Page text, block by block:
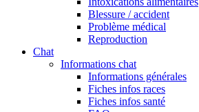
Blessure / accident
Problème médical
Reproduction
Chat
Informations chat
Informations générales
Fiches infos races
Fiches infos santé